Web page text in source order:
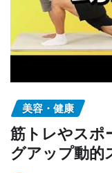
美容・健康
筋トレやスポ
グアップ動的